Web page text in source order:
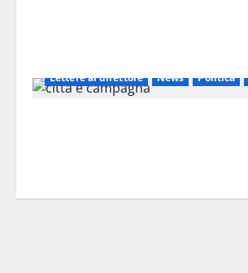
Lettere al direttore
News Politica